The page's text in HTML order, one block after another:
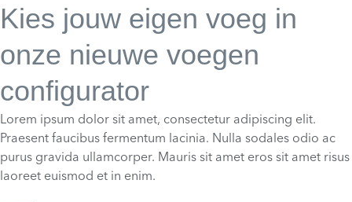
Kies jouw eigen voeg in
onze nieuwe voegen
configurator
Lorem ipsum dolor sit amet, consectetur adipiscing elit.
Praesent faucibus fermentum lacinia. Nulla sodales odio ac
purus gravida ullamcorper. Mauris sit amet eros sit amet risus
laoreet euismod et in enim.